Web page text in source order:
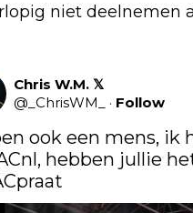
niet deelnemen
Chris W.M. 𝕏
@ _ChrisWM_ · Follow